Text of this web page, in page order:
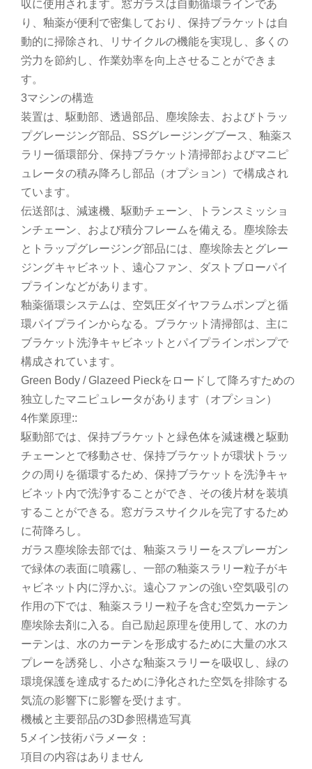
収に使用されます。窓ガラスは自動循環ラインであ
り、釉薬が便利で密集しており、保持ブラケットは自
動的に掃除され、リサイクルの機能を実現し、多くの
労力を節約し、作業効率を向上させることができま
す。
3マシンの構造
装置は、駆動部、透過部品、塵埃除去、およびトラッ
プグレージング部品、SSグレージングブース、釉薬ス
ラリー循環部分、保持ブラケット清掃部およびマニピ
ュレータの積み降ろし部品（オプション）で構成され
ています。
伝送部は、減速機、駆動チェーン、トランスミッショ
ンチェーン、および積分フレームを備える。塵埃除去
とトラップグレージング部品には、塵埃除去とグレー
ジングキャビネット、遠心ファン、ダストブローパイ
プラインなどがあります。
釉薬循環システムは、空気圧ダイヤフラムポンプと循
環パイプラインからなる。ブラケット清掃部は、主に
ブラケット洗浄キャビネットとパイプラインポンプで
構成されています。
Green Body / Glazeed Pieckをロードして降ろすための
独立したマニピュレータがあります（オプション）
4作業原理::
駆動部では、保持ブラケットと緑色体を減速機と駆動
チェーンとで移動させ、保持ブラケットが環状トラッ
クの周りを循環するため、保持ブラケットを洗浄キャ
ビネット内で洗浄することができ、その後片材を装填
することができる。窓ガラスサイクルを完了するため
に荷降ろし。
ガラス塵埃除去部では、釉薬スラリーをスプレーガン
で緑体の表面に噴霧し、一部の釉薬スラリー粒子がキ
ャビネット内に浮かぶ。遠心ファンの強い空気吸引の
作用の下では、釉薬スラリー粒子を含む空気カーテン
塵埃除去剤に入る。自己励起原理を使用して、水のカ
ーテンは、水のカーテンを形成するために大量の水ス
プレーを誘発し、小さな釉薬スラリーを吸収し、緑の
環境保護を達成するために浄化された空気を排除する
気流の影響下に影響を受けます。
機械と主要部品の3D参照構造写真
5メイン技術パラメータ：
項目の内容はありません